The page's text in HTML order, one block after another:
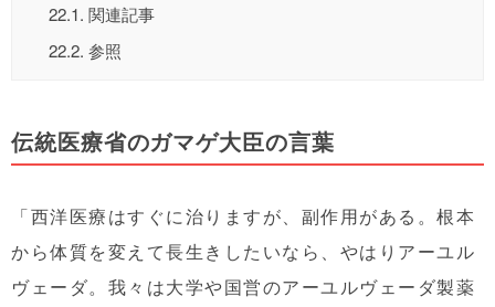
22.1. 関連記事
22.2. 参照
伝統医療省のガマゲ大臣の言葉
「西洋医療はすぐに治りますが、副作用がある。根本
から体質を変えて長生きしたいなら、やはりアーユル
ヴェーダ。我々は大学や国営のアーユルヴェーダ製薬